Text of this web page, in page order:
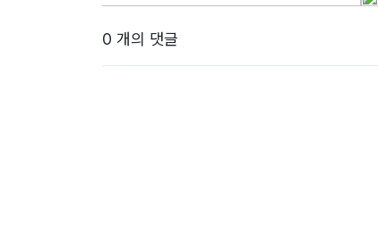
0 개의 댓글